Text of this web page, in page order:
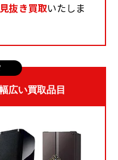
抜き買取いたしま
広い買取品目